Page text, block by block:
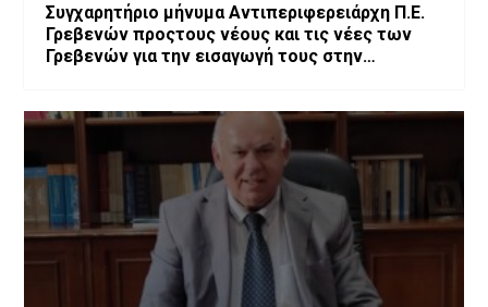
Συγχαρητήριο μήνυμα Αντιπεριφερειάρχη Π.Ε.
Γρεβενών προςτους νέους και τις νέες των
Γρεβενών για την εισαγωγή τους στην